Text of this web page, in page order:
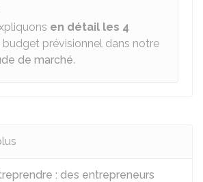
en détail les 4
budget prévisionnel dans notre
de marché.
: des entrepreneurs